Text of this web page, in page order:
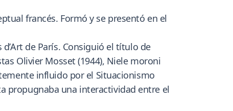
francés. Formó y se presentó en el
de París. Consiguió el título de
Olivier Mosset (1944), Niele moroni
influido por el Situacionismo
propugnaba una interactividad entre el